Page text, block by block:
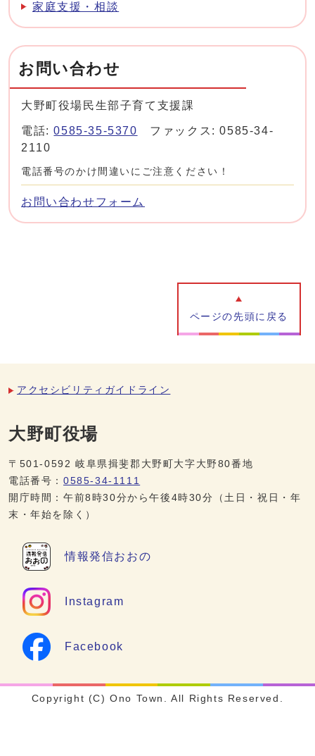
家庭支援・相談
お問い合わせ
大野町役場民生部子育て支援課
電話:0585-35-5370 ファックス: 0585-34-
2110
電話番号のかけ間違いにご注意ください！
お問い合わせフォーム
ページの先頭に戻る
アクセシビリティガイドライン
大野町役場
〒501-0592 岐阜県揖斐郡大野町大字大野80番地
電話番号： 0585-34-1111
開庁時間：午前8時30分から午後4時30分（土日・祝日・年
末・年始を除く）
情報発信おおの
Instagram
Facebook
Copyright (C) Ono Town. All Rights Reserved.